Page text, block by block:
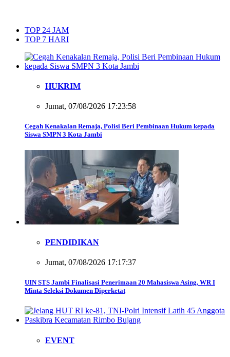
TOP 24 JAM
TOP 7 HARI
HUKRIM
Jumat, 07/08/2026 17:23:58
Cegah Kenakalan Remaja, Polisi Beri Pembinaan Hukum kepada
Siswa SMPN 3 Kota Jambi
PENDIDIKAN
Jumat, 07/08/2026 17:17:37
UIN STS Jambi Finalisasi Penerimaan 20 Mahasiswa Asing, WR I
Minta Seleksi Dokumen Diperketat
EVENT